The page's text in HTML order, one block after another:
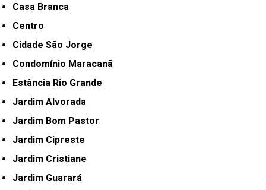
Casa Branca
Centro
Cidade São Jorge
Condomínio Maracanã
Estância Rio Grande
Jardim Alvorada
Jardim Bom Pastor
Jardim Cipreste
Jardim Cristiane
Jardim Guarará